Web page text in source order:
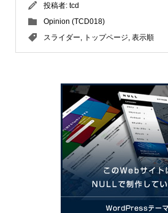
投稿者: tcd
Opinion (TCD018)
スライダー, トップページ, 表示順